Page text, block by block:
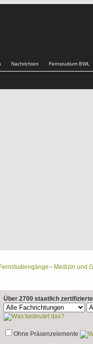
Nachrichten Fernstudium BWL
Fernstudiengänge - Medizin und
Über 2700 staatlich
Ohne Präsenzelemente